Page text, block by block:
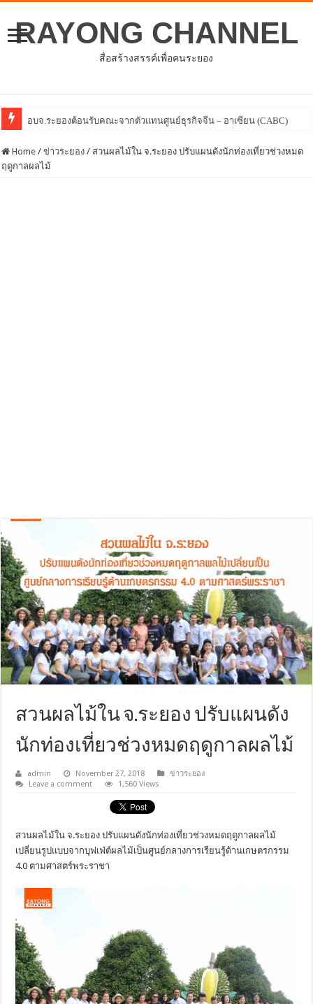
RAYONG CHANNEL
สื่อสร้างสรรค์เพื่อคนระยอง
โครงการพัฒนาศักยภาพบุคลากรด้าน
Home / ข่าวระยอง / สวนผลไม้ใน จ.ระยอง ปรับแผนดังนักท่องเที่ยวช่วงหมด
ฤดูกาลผลไม้
สวนผลไม้ใน จ.ระยอง ปรับแผนดัง
นักท่องเที่ยวช่วงหมดฤดูกาลผลไม้
admin November 27, 2018
ข่าวระยอง
Leave a comment
1,560 Views
สวนผลไม้ใน จ.ระยอง ปรับแผนดังนักท่องเที่ยวช่วงหมดฤดูกาลผลไม้
เปลี่ยนรูปแบบจากบุฟเฟ่ต์ผลไม้เป็นศูนย์กลางการเรียนรู้ด้านเกษตรกรรม
4.0 ตามศาสตร์พระราชา